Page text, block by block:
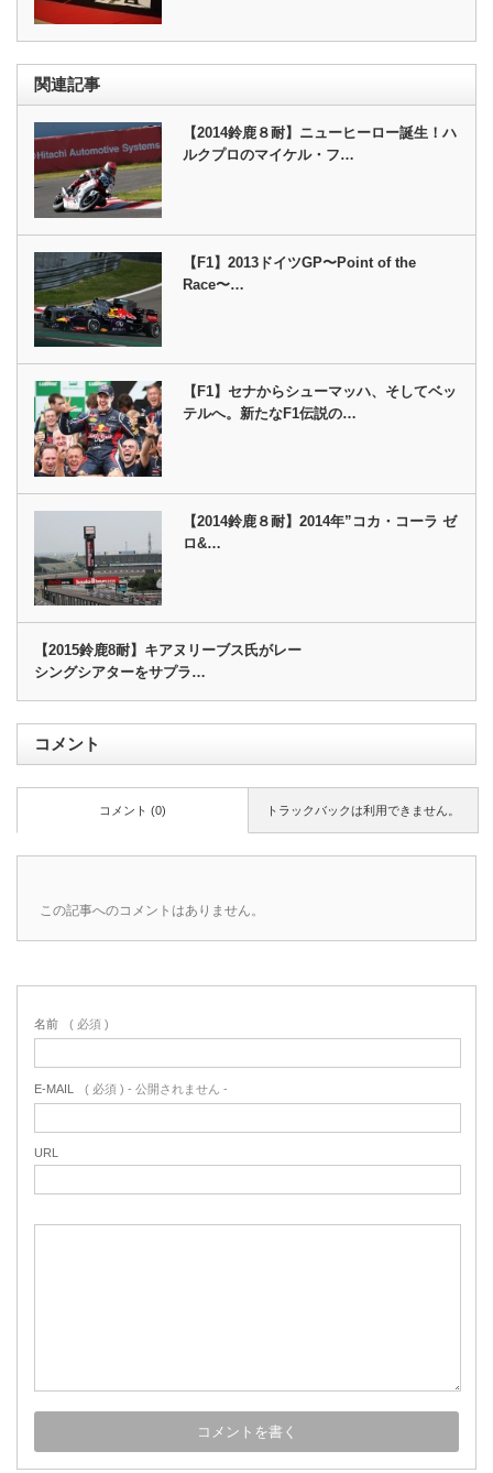
関連記事
【2014鈴鹿８耐】ニューヒーロー誕生！ハ
ルクプロのマイケル・フ…
【F1】2013ドイツGP〜Point of the
Race〜…
【F1】セナからシューマッハ、そしてベッ
テルへ。新たなF1伝説の…
【2014鈴鹿８耐】2014年”コカ・コーラ ゼ
ロ&…
【2015鈴鹿8耐】キアヌリーブス氏がレー
シングシアターをサプラ…
コメント
トラックバックは利用できません。
コメント (0)
この記事へのコメントはありません。
名前 ( 必須 )
E-MAIL ( 必須 ) - 公開されません -
URL